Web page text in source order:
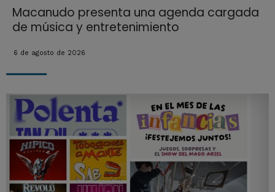
Macanudo presenta una agenda cargada
de música y entretenimiento
6 de agosto de 2026